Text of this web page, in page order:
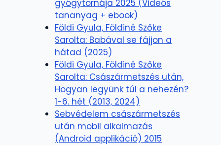
gyógytornája 2025 (Videós
tananyag + ebook)
Földi Gyula, Földiné Szőke
Sarolta: Babával se fájjon a
hátad (2025)
Földi Gyula, Földiné Szőke
Sarolta: Császármetszés után,
Hogyan legyünk túl a nehezén?
1-6. hét (2013, 2024)
Sebvédelem császármetszés
után mobil alkalmazás
(Android applikáció) 2015